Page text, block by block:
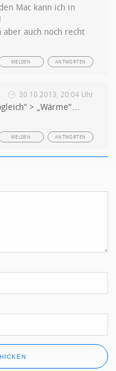
Mac kann ich in
aber auch noch recht
ANTWORTEN
MELDEN
30.10.2013, 20:04 Uhr
> „Wärme“…
ANTWORTEN
MELDEN